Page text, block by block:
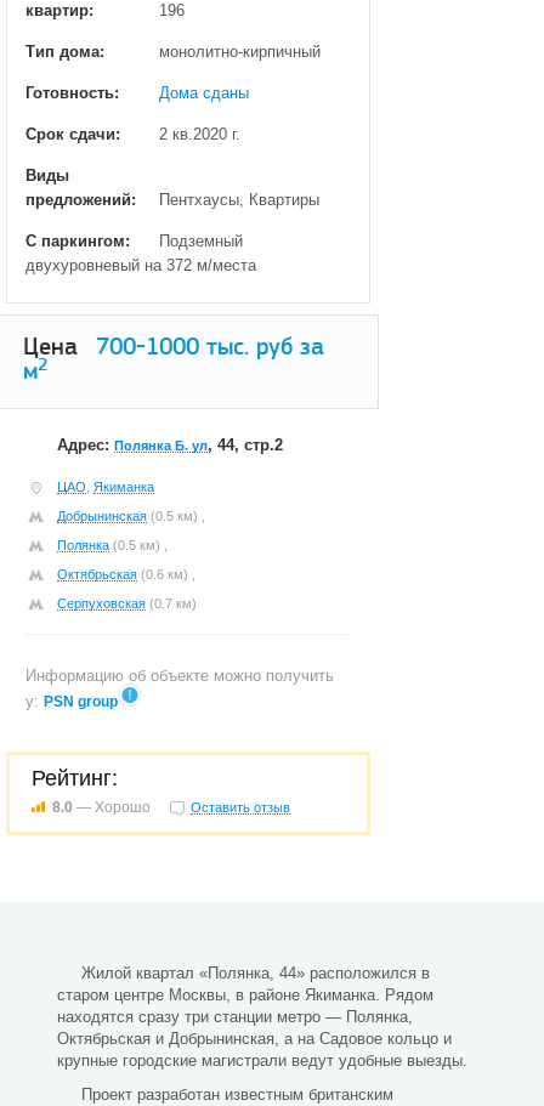
квартир:
196
Тип дома: монолитно-кирпичный
Готовность: Дома сданы
Срок сдачи: 2 кв.2020 г.
Виды
предложений:
Пентхаусы, Квартиры
С паркингом:
Подземный
двухуровневый на 372 м/места
Цена 700-1000 тыс. руб за
м2
Адрес: Полянка Б. ул, 44, стр.2
ЦАО Якиманка
Добрынинская (0.5 км) ,
Полянка (0.5 км) ,
Октябрьская (0.6 км) ,
Серпуховская (0.7 км)
Информацию об объекте можно получить
у: PSN group
Рейтинг:
8.0 — Хорошо Оставить отзыв
Жилой квартал «Полянка, 44» расположился в
старом центре Москвы, в районе Якиманка. Рядом
находятся сразу три станции метро — Полянка,
Октябрьская и Добрынинская, а на Садовое кольцо и
крупные городские магистрали ведут удобные выезды.
Проект разработан известным британским